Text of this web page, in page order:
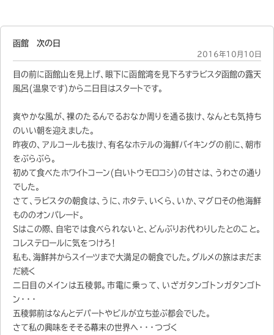
函館 次の日
2016年10月10日
目の前に函館山を見上げ、眼下に函館湾を見下ろすラビスタ函館の露天
風呂(温泉です)から二日目はスタートです。
爽やかな風が、裸のたるんでるおなか周りを通る抜け、なんとも気持ち
のいい朝を迎えました。
昨夜の、アルコールも抜け、有名なホテルの海鮮バイキングの前に、朝市
をぶらぶら。
初めて食べたホワイトコーン(白いトウモロコシ)の甘さは、うわさの通り
でした。
さて、ラビスタの朝食は、うに、ホタテ、いくら、いか、マグロその他海鮮
もののオンパレード。
Sはこの際、自宅では食べられないと、どんぶりお代わりしたとのこと。
コレステロールに気をつけろ！
私も、海鮮丼からスイーツまで大満足の朝食でした。グルメの旅はまだま
だ続く
二日目のメインは五稜郭。市電に乗って、いざガタンゴトンガタンゴト
ン・・・
五稜郭前はなんとデパートやビルが立ち並ぶ都会でした。
さて私の興味をそそる幕末の世界へ・・・つづく